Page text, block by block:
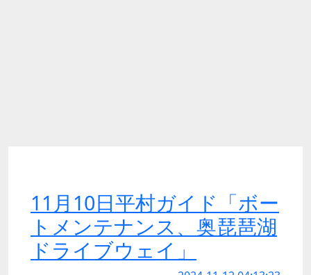
11月10日平村ガイド「ボー
トメンテナンス、奥琵琶湖
ドライブウェイ」